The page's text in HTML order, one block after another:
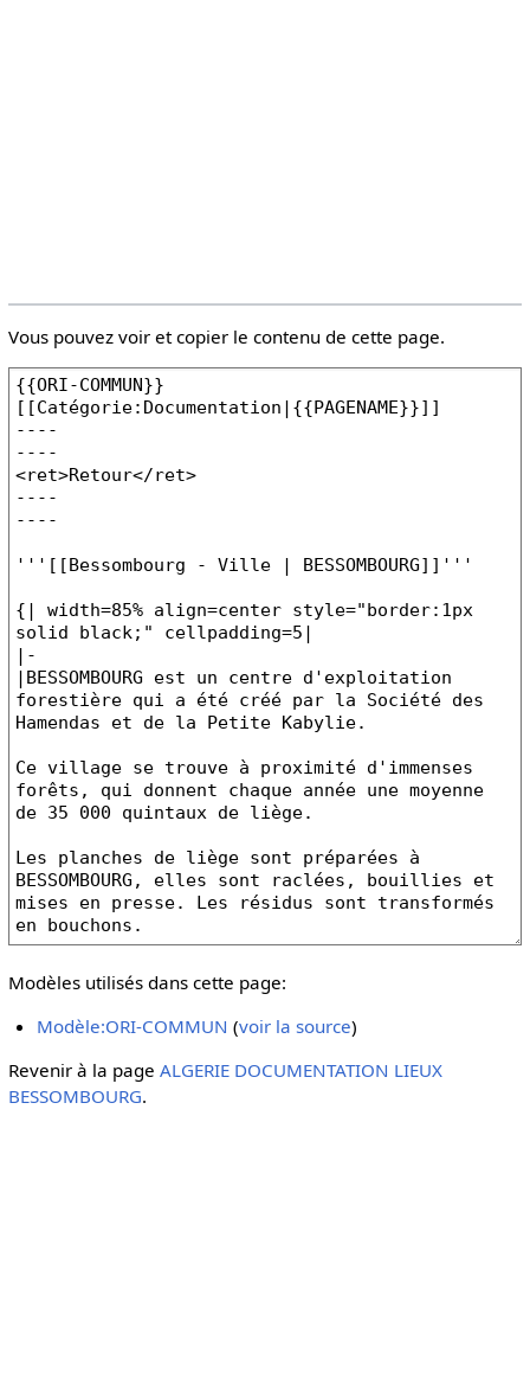
Vous pouvez voir et copier le contenu de cette page.
Modèles utilisés dans cette page:
Modèle:ORI-COMMUN (voir la source)
Revenir à la page ALGERIE DOCUMENTATION LIEUX
BESSOMBOURG.